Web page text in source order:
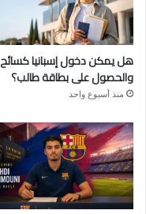
هل يمكن دخول إسبانيا كسائح
والحصول على بطاقة طالب؟
منذ أسبوع واحد